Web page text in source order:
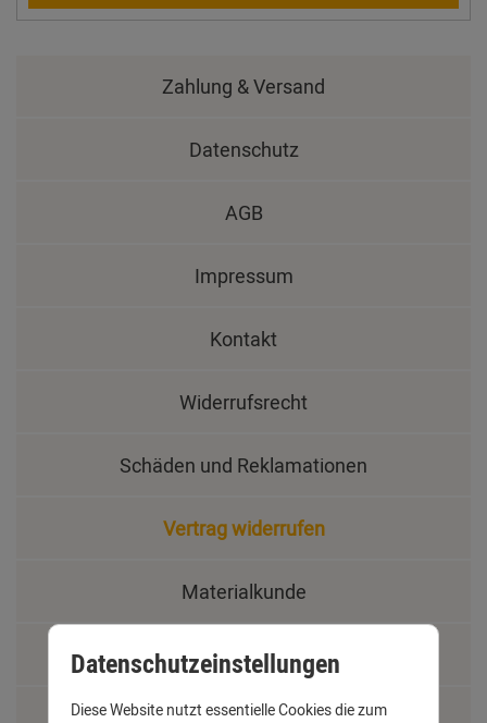
Zahlung & Versand
Datenschutz
AGB
Impressum
Kontakt
Widerrufsrecht
Schäden und Reklamationen
Vertrag widerrufen
Materialkunde
Fachbegriffe
Jobs
Datenschutzeinstellungen
Diese Website nutzt essentielle Cookies die zum